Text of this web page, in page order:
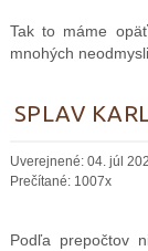
Tak to máme
mnohých
SPLAV
Uverejnené: 04. júl
Prečítané: 1007x
Podľa prepočtov